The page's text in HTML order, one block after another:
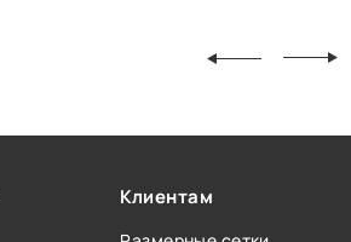
Клиентам